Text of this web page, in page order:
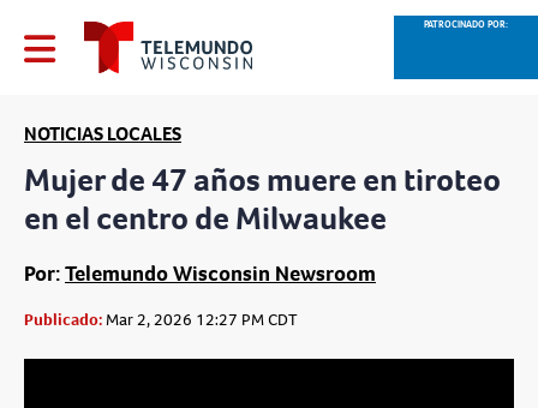
PATROCINADO POR:
NOTICIAS LOCALES
Mujer de 47 años muere en tiroteo
en el centro de Milwaukee
Por:Telemundo Wisconsin Newsroom
Publicado: Mar 2, 2026 12:27 PM CDT